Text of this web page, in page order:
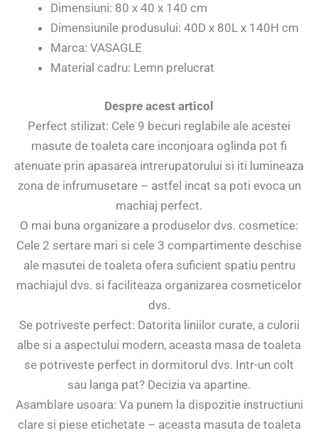
Dimensiuni: 80 x 40 x 140 cm
Dimensiunile produsului: 40D x 80L x 140H cm
Marca: VASAGLE
Material cadru: Lemn prelucrat
Despre acest articol
Perfect stilizat: Cele 9 becuri reglabile ale acestei
masute de toaleta care inconjoara oglinda pot fi
atenuate prin apasarea intrerupatorului si iti lumineaza
zona de infrumusetare – astfel incat sa poti evoca un
machiaj perfect.
O mai buna organizare a produselor dvs. cosmetice:
Cele 2 sertare mari si cele 3 compartimente deschise
ale masutei de toaleta ofera suficient spatiu pentru
machiajul dvs. si faciliteaza organizarea cosmeticelor
dvs.
Se potriveste perfect: Datorita liniilor curate, a culorii
albe si a aspectului modern, aceasta masa de toaleta
se potriveste perfect in dormitorul dvs. Intr-un colt
sau langa pat? Decizia va apartine.
Asamblare usoara: Va punem la dispozitie instructiuni
clare si piese etichetate – aceasta masuta de toaleta